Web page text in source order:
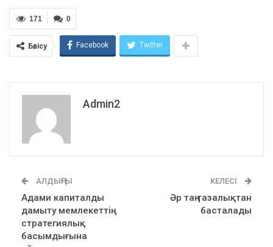
0
171
Бөлісу Facebook Twitter
Admin2
АЛДЫҢҒЫ
Адами капиталды
дамыту мемлекеттің
стратегиялық
басымдығына
КЕЛЕСІ
Әр таң тазалықтан
басталады